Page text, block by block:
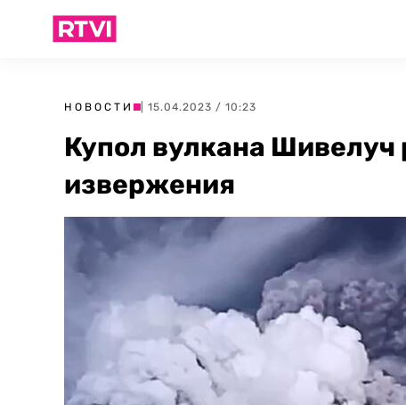
НОВОСТИ | 15.04.2023 / 10:23
Купол вулкана Шивелуч
извержения